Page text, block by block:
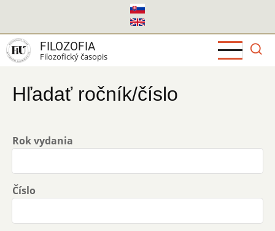
hlavný
obsah
FILOZOFIA
Filozofický časopis
Hľadať ročník/číslo
Rok vydania
Číslo